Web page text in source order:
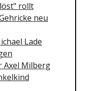
rollt
neu
Lade
Axel Milberg